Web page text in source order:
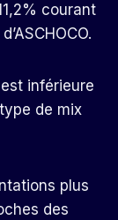
courant
inférieure
de mix
plus
des